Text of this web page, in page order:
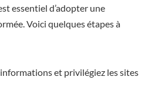
essentiel d’adopter une
Voici quelques étapes à
et privilégiez les sites